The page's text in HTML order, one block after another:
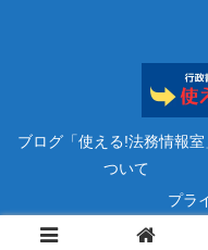
ブログ「使える!法務情報室
ついて
プラ
Copyright © 2023 行政書